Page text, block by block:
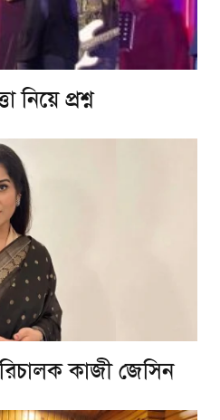
নিয়ে প্রশ্ন
কাজী জেসিন